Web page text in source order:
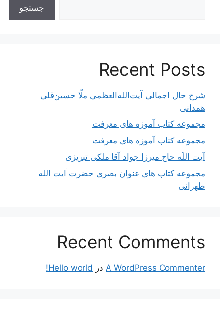
جستجو
Recent Posts
شرح حال اجمالی آیت‌الله‌العظمی ملّا حسین‌قلی
همدانی
مجموعه کتاب آموزه های معرفت
مجموعه کتاب آموزه های معرفت
آیت اللَه حاج میرزا جواد آقا ملکی تبریزی
مجموعه کتاب های عنوان بصری حضرت آیت الله
طهرانی
Recent Comments
A WordPress Commenter در Hello world!